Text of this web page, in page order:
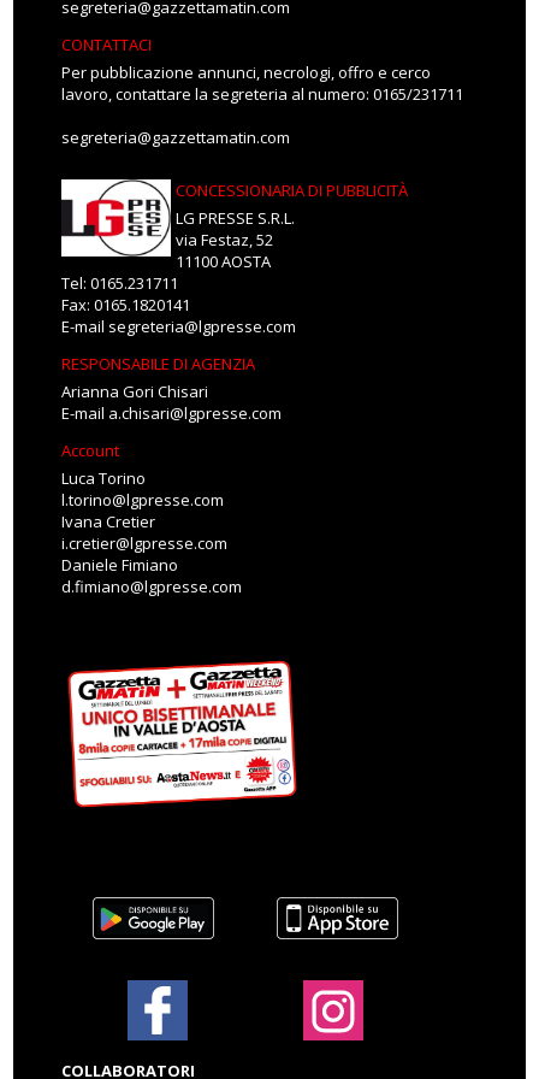
segreteria@gazzettamatin.com
CONTATTACI
Per pubblicazione annunci, necrologi, offro e cerco
lavoro, contattare la segreteria al numero: 0165/231711
segreteria@gazzettamatin.com
CONCESSIONARIA DI PUBBLICITÀ
LG PRESSE S.R.L.
via Festaz, 52
11100 AOSTA
Tel: 0165.231711
Fax: 0165.1820141
E-mail segreteria@lgpresse.com
RESPONSABILE DI AGENZIA
Arianna Gori Chisari
E-mail a.chisari@lgpresse.com
Account
Luca Torino
l.torino@lgpresse.com
Ivana Cretier
i.cretier@lgpresse.com
Daniele Fimiano
d.fimiano@lgpresse.com
COLLABORATORI